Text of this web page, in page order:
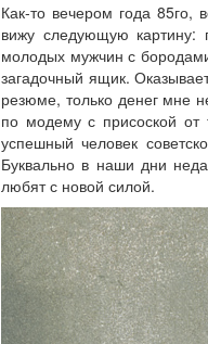
Как-то вечером года
вижу следующую картину:
молодых мужчин с
загадочный ящик.
резюме, только денег мне
по модему с присоской от
успешный человек
Буквально в наши дни
любят с новой силой.